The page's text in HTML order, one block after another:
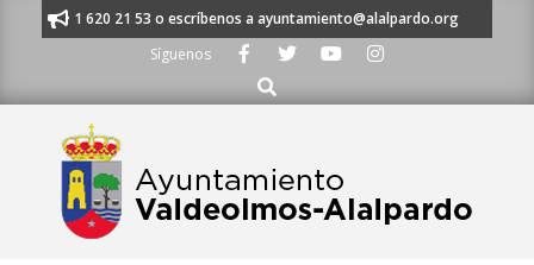
al 91 620 21 53 o escríbenos a ayuntamiento@alalpardo.org
Síguenos
Buscar